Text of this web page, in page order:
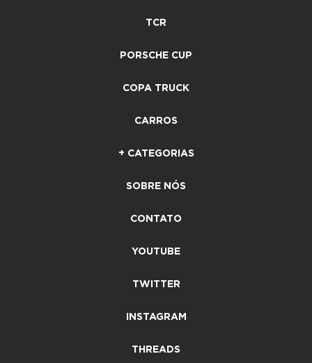
TCR
PORSCHE CUP
COPA TRUCK
CARROS
+ CATEGORIAS
SOBRE NÓS
CONTATO
YOUTUBE
TWITTER
INSTAGRAM
THREADS